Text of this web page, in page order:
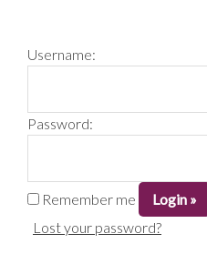
PRIMARY
Username:
Password:
Remember me
Lost your password?